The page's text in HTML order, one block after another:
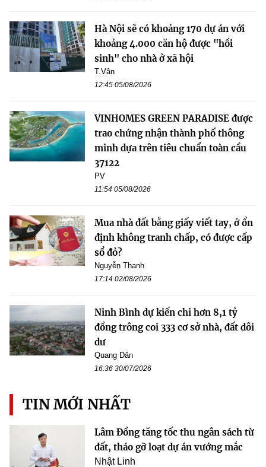
Hà Nội sẽ có khoảng 170 dự án với
khoảng 4.000 căn hộ được "hồi
sinh" cho nhà ở xã hội
T.Vân
12:45 05/08/2026
VINHOMES GREEN PARADISE được
trao chứng nhận thành phố thông
minh dựa trên tiêu chuẩn toàn cầu
37122
PV
11:54 05/08/2026
Mua nhà đất bằng giấy viết tay, ở ổn
định không tranh chấp, có được cấp
sổ đỏ?
Nguyễn Thanh
17:14 02/08/2026
Ninh Bình dự kiến chi hơn 8,1 tỷ
đồng trông coi 333 cơ sở nhà, đất dôi
dư
Quang Dân
16:36 30/07/2026
TIN MỚI NHẤT
Lâm Đồng tăng tốc thu ngân sách từ
đất, tháo gỡ loạt dự án vướng mắc
Nhật Linh